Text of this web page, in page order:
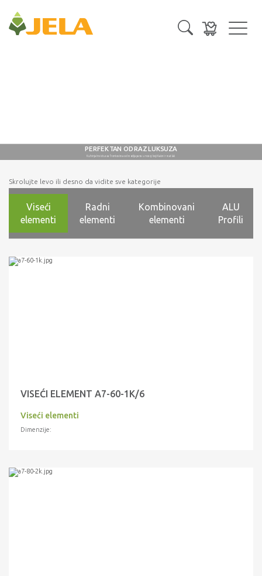
PERFEKTAN ODRAZ LUKSUZA
Kuhinja Invictus sa frontovima od medijapana u novoj boji Kašmir mat lak
Skrolujte levo ili desno da vidite sve kategorije
Viseći
elementi
Radni
elementi
Kombinovani
elementi
ALU
Profili
VISEĆI ELEMENT A7-60-1K/6
Viseći elementi
Dimenzije: